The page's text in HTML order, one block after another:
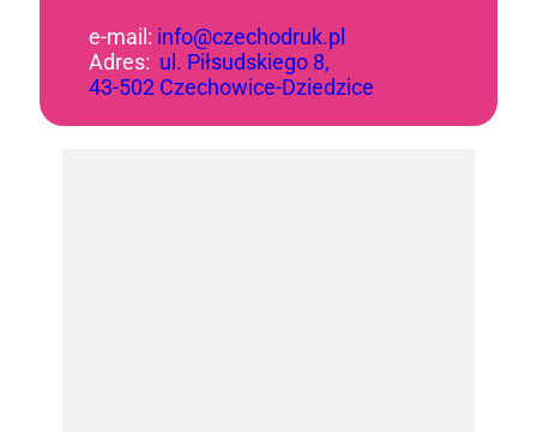
e-mail: info@czechodruk.pl
Adres: ul. Piłsudskiego 8,
43-502 Czechowice-Dziedzice